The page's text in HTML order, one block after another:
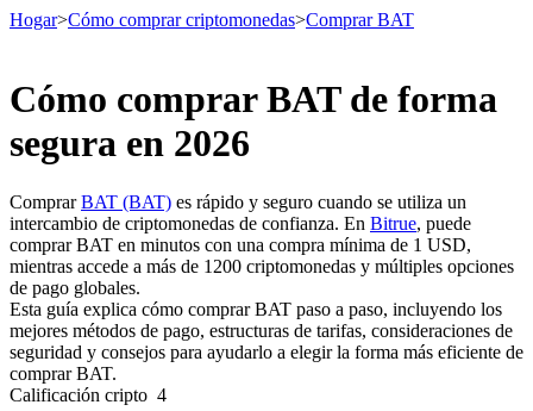
Futuros
Futuros del USDT
Futuros que utilizan USDT como garantía
Hogar>Cómo comprar criptomonedas>Comprar BAT
Cómo comprar BAT de forma
segura en 2026
ComprarBAT (BAT) es rápido y seguro cuando se utiliza un
intercambio de criptomonedas de confianza. En Bitrue, puede
comprar BAT en minutos con una compra mínima de 1 USD,
mientras accede a más de 1200 criptomonedas y múltiples opciones
de pago globales.
Esta guía explica cómo comprar BAT paso a paso, incluyendo los
mejores métodos de pago, estructuras de tarifas, consideraciones de
seguridad y consejos para ayudarlo a elegir la forma más eficiente de
comprar BAT.
Calificación cripto 4